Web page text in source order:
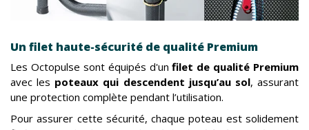
Un filet haute-sécurité de qualité Premium
Les Octopulse sont équipés d'un filet de qualité Premium
avec les poteaux qui descendent jusqu’au sol, assurant
une protection complète pendant l’utilisation.
Pour assurer cette sécurité, chaque poteau est solidement